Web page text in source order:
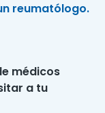
reumatólogo.
médicos
a tu